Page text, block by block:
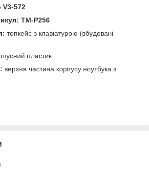
V3‑572
TM‑P256
топкейс з клавіатурою (вбудовані
пластик
верхня частина корпусу ноутбука з